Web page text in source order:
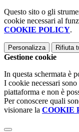
Questo sito o gli
cookie necessari al
COOKIE POLICY.
Personalizza Rifiuta
Gestione cookie
In questa schermata è
I cookie necessari
piattaforma e non è
Per conoscere quali
visionare la COOKIE